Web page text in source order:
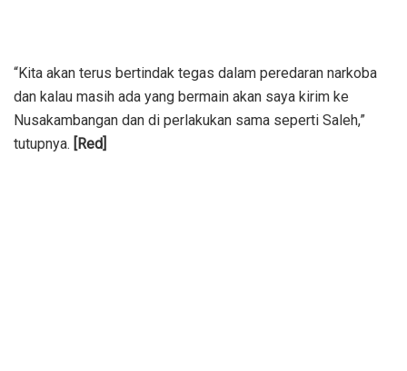
“Kita akan terus bertindak tegas dalam peredaran narkoba
dan kalau masih ada yang bermain akan saya kirim ke
Nusakambangan dan di perlakukan sama seperti Saleh,”
tutupnya. [Red]